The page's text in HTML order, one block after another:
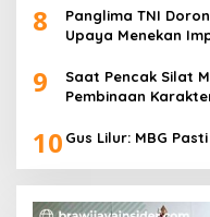
8
Panglima TNI
Upaya Menekan
9
Saat Pencak Silat
Pembinaan
10 Gus Lilur: MBG